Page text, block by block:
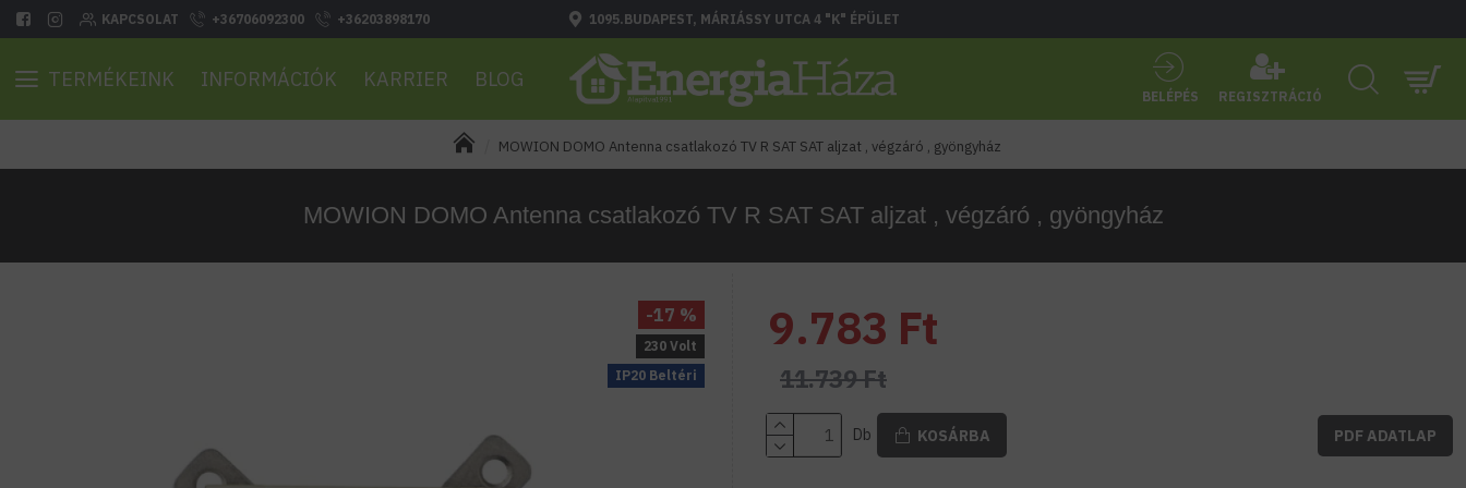
KAPCSOLAT +36706092300 +36203898170 1095.BUDAPEST, MÁRIÁSSY UTCA 4 "K" ÉPÜLET
TERMÉKEINK INFORMÁCIÓK KARRIER BLOG
BELÉPÉS REGISZTRÁCIÓ
MOWION DOMO Antenna csatlakozó TV R SAT SAT aljzat , végzáró , gyöngyház
MOWION DOMO Antenna csatlakozó TV R SAT SAT aljzat , végzáró , gyöngyház
IP20 Beltéri
230 Volt
-17 % 9.783 Ft
11.739 Ft
Db KOSÁRBA PDF ADATLAP